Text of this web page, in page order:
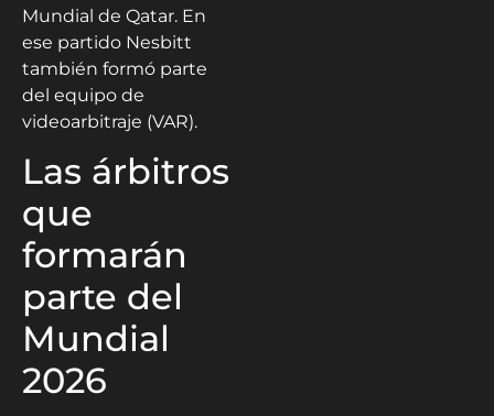
Mundial de Qatar. En
ese partido Nesbitt
también formó parte
del equipo de
videoarbitraje (VAR).
Las árbitros
que
formarán
parte del
Mundial
2026